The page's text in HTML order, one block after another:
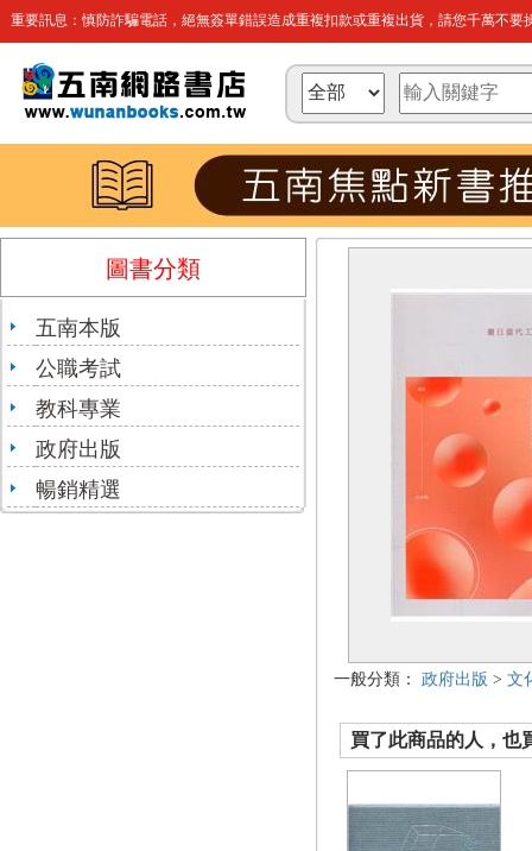
重要訊息：慎防詐騙電話，絕無簽單錯誤造成重複扣款或重複出貨，請您千萬不要
圖書分類
五南本版
公職考試
教科專業
政府出版
暢銷精選
一般分類： 政府出版 > 文
買了此商品的人，也